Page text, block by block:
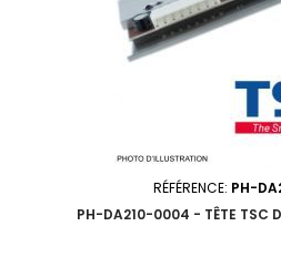
RÉFÉRENCE: PH-
PH-DA210-0004 - TÊTE TSC